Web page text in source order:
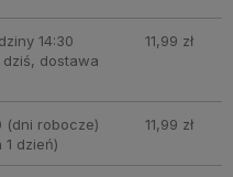
14:30
dziś, dostawa
11,99 zł
(dni robocze)
dzień)
11,99 zł